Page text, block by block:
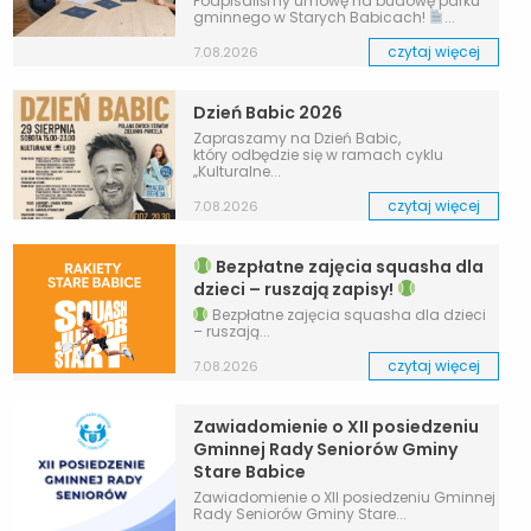
gminnego w Starych Babicach!
...
7.08.2026 czytaj więcej
Dzień Babic 2026
Zapraszamy na Dzień Babic,
który odbędzie się w ramach cyklu
„Kulturalne...
7.08.2026 czytaj więcej
Bezpłatne zajęcia squasha dla
dzieci – ruszają zapisy!
Bezpłatne zajęcia squasha dla dzieci
– ruszają...
7.08.2026 czytaj więcej
Zawiadomienie o XII posiedzeniu
Gminnej Rady Seniorów Gminy
Stare Babice
Zawiadomienie o XII posiedzeniu Gminnej
Rady Seniorów Gminy Stare...